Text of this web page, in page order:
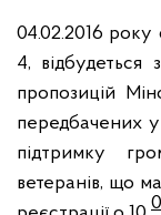
04.02.2016
4, відбудеться
пропозицій
передбачених
підтримку
ветеранів, що